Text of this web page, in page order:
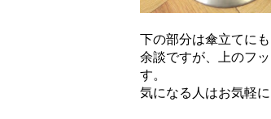
下の部分は傘立てに
余談ですが、上のフ
す。
気になる人はお気軽